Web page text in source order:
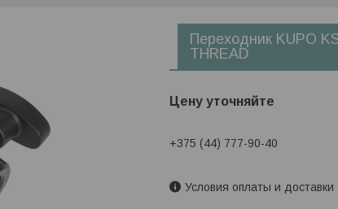
Переходник KUPO
THREAD
Цену уточняйте
+375 (44) 777-90-40
Условия оплаты и доставки